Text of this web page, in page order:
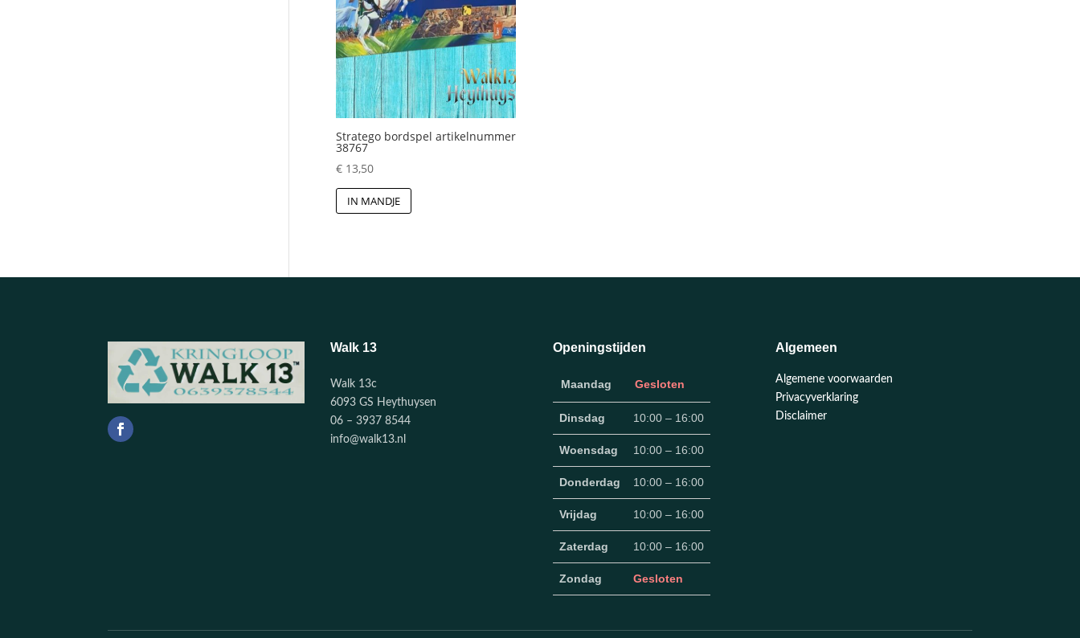
Stratego bordspel artikelnummer
38767
€13,50
IN MANDJE
Walk 13
Walk 13c
6093 GS Heythuysen
06 – 3937 8544
info@walk13.nl
Openingstijden
Maandag Gesloten
Dinsdag 10:00 – 16:00
Woensdag 10:00 – 16:00
Donderdag 10:00 – 16:00
Vrijdag 10:00 – 16:00
Zaterdag 10:00 – 16:00
Zondag Gesloten
Algemeen
Algemene voorwaarden
Privacyverklaring
Disclaimer